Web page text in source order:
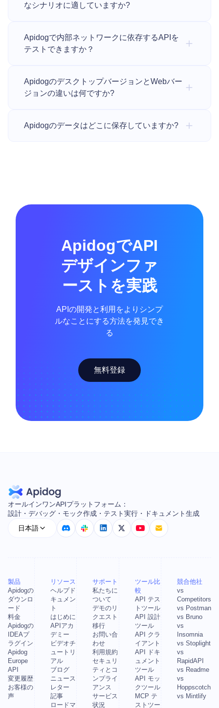
なシナリオに適していますか?
Apidogで内部ネットワークに依存するAPIを
テストできますか？
ApidogのデスクトップバージョンとWebバー
ジョンの違いは何ですか?
Apidogのデータはどこに保存していますか?
ApidogでAPI
デザインファ
ーストを実践
APIの開発と利用をよりシンプ
ルなことにする方法を発見でき
る
無料登録
オールインワンAPIプラットフォーム：
設計・デバッグ・モック作成・テスト実行・ドキュメント生成
日本語
製品
Apidogの
ダウンロ
ード
料金
Apidogの
IDEAプ
ラグイン
Apidog
Europe
API
変更履歴
お客様の
声
リソース
ヘルプド
キュメン
ト
はじめに
APIアカ
デミー
ビデオチ
ュートリ
アル
ブログ
ニュース
レター
記事
ロードマ
サポート
私たちに
ついて
デモのリ
クエスト
移行
お問い合
わせ
利用規約
セキュリ
ティとコ
ンプライ
アンス
サービス
状況
ツール比
較
API テス
トツール
API 設計
ツール
API クラ
イアント
API ドキ
ュメント
ツール
API モッ
クツール
MCP テ
ストツー
競合他社
vs
Competitors
vs Postman
vs Bruno
vs
Insomnia
vs Stoplight
vs
RapidAPI
vs Readme
vs
Hoppscotch
vs Mintlify